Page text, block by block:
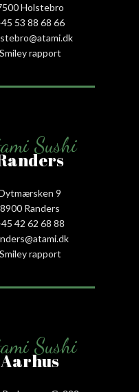
Holstebro
53 88 68 66
Smiley rapport
Sushi
9
8900 Randers
42 62 68 88
Smiley rapport
Sushi
Aarhus